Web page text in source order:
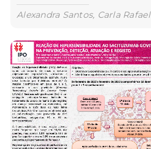
Alexandra Santos, Carla Rafael